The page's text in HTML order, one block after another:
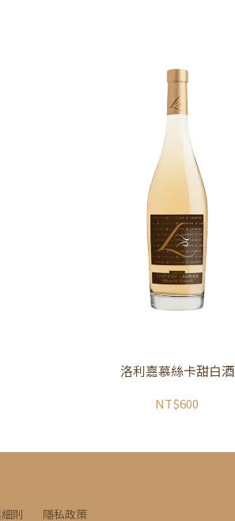
洛利嘉慕絲卡甜白酒
NT$600
則 隱私政策